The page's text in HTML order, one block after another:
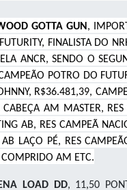
GOTTA GUN ,
FINALISTA DO
ANCR, SENDO O
POTRO DO
R$36.481,39,
AM MASTER,
AB, RES CAMPEÃ
LAÇO PÉ, RES
AM ETC.
LOAD DD, 11,50